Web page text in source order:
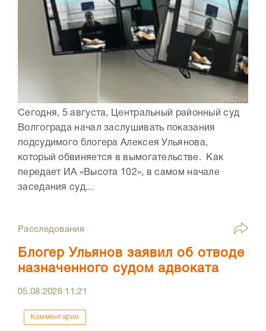
Сегодня, 5 августа, Центральный районный суд
Волгограда начал заслушивать показания
подсудимого блогера Алексея Ульянова,
который обвиняется в вымогательстве. Как
передает ИА «Высота 102», в самом начале
заседания суд...
Расследования
Блогер Ульянов заявил об отводе
назначенного судом адвоката
05.08.2026 11:21
Комментарии